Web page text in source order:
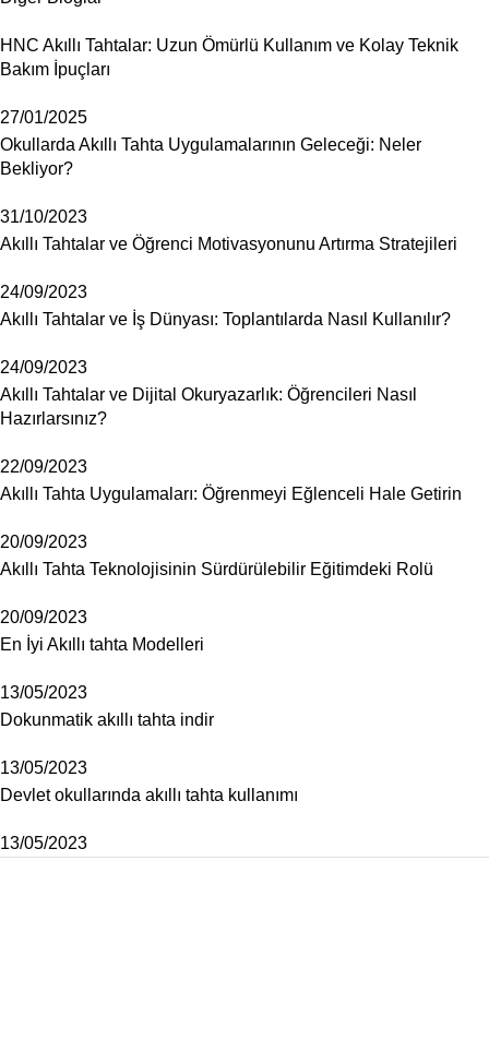
HNC Akıllı Tahtalar: Uzun Ömürlü Kullanım ve Kolay Teknik
Bakım İpuçları
27/01/2025
Okullarda Akıllı Tahta Uygulamalarının Geleceği: Neler
Bekliyor?
31/10/2023
Akıllı Tahtalar ve Öğrenci Motivasyonunu Artırma Stratejileri
24/09/2023
Akıllı Tahtalar ve İş Dünyası: Toplantılarda Nasıl Kullanılır?
24/09/2023
Akıllı Tahtalar ve Dijital Okuryazarlık: Öğrencileri Nasıl
Hazırlarsınız?
22/09/2023
Akıllı Tahta Uygulamaları: Öğrenmeyi Eğlenceli Hale Getirin
20/09/2023
Akıllı Tahta Teknolojisinin Sürdürülebilir Eğitimdeki Rolü
20/09/2023
En İyi Akıllı tahta Modelleri
13/05/2023
Dokunmatik akıllı tahta indir
13/05/2023
Devlet okullarında akıllı tahta kullanımı
13/05/2023